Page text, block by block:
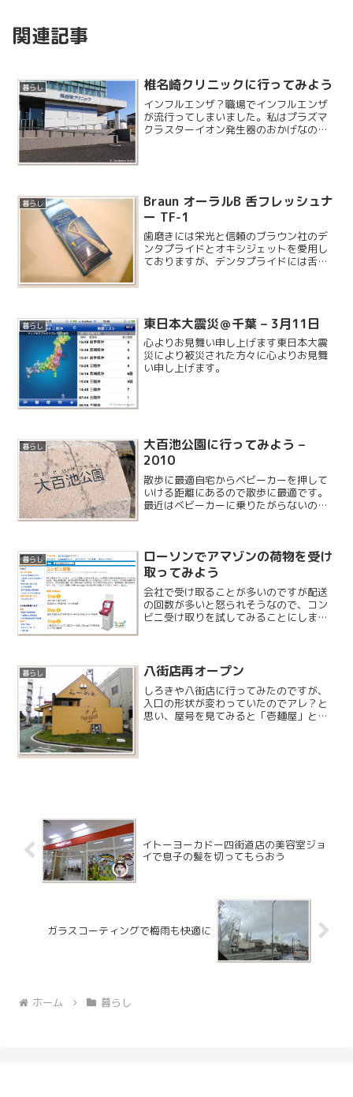
関連記事
暮らし 椎名崎クリニックに行ってみよう
インフルエンザ？職場でインフルエンザ
が流行ってしまいました。私はプラズマ
クラスターイオン発生器のおかげなの
暮らし
Braun オーラルB 舌フレッシュナ
ー TF-1
歯磨きには栄光と信頼のブラウン社のデ
ンタプライドとオキシジェットを愛用し
ておりますが、デンタプライドには舌を
暮らし 東日本大震災＠千葉 – 3月11日
心よりお見舞い申し上げます東日本大震
災により被災された方々に心よりお見舞
い申し上げます。
暮らし
大百池公園に行ってみよう –
2010
散歩に最適自宅からベビーカーを押して
いける距離にあるので散歩に最適です。
最近はベビーカーに乗りたがらないの
暮らし
ローソンでアマゾンの荷物を受け
取ってみよう
会社で受け取ることが多いのですが配送
の回数が多いと怒られそうなので、コン
ビニ受け取りを試してみることにしまし
暮らし 八街店再オープン
しろきや八街店に行ってみたのですが、
入口の形状が変わっていたのでアレ？と
思い、屋号を見てみると「壱麺屋」とい
イトーヨーカドー四街道店の美容室ジョ
イで息子の髪を切ってもらおう
ガラスコーティングで梅雨も快適に
ホーム 暮らし